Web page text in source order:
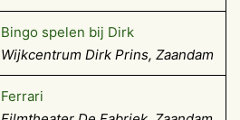
Bingo spelen bij Dirk
Wijkcentrum Dirk Prins, Zaandam
Ferrari